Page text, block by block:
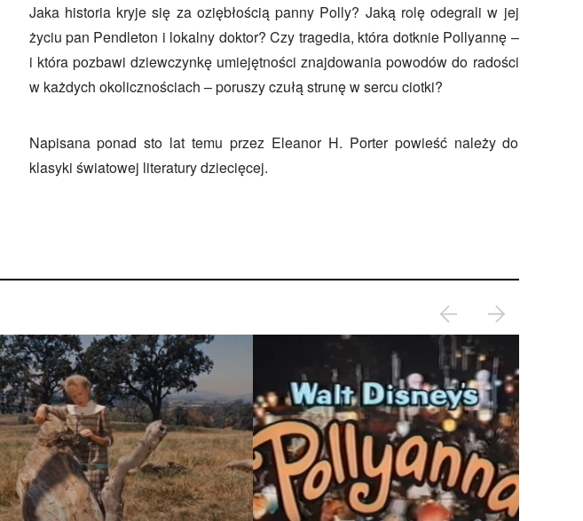
Jaka historia kryje się za oziębłością panny Polly? Jaką rolę odegrali w jej
życiu pan Pendleton i lokalny doktor? Czy tragedia, która dotknie Pollyannę –
i która pozbawi dziewczynkę umiejętności znajdowania powodów do radości
w każdych okolicznościach – poruszy czułą strunę w sercu ciotki?
Napisana ponad sto lat temu przez Eleanor H. Porter powieść należy do
klasyki światowej literatury dziecięcej.